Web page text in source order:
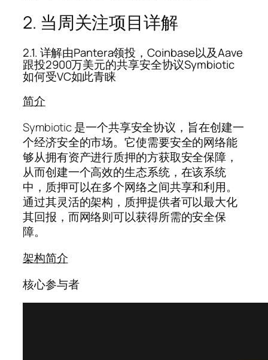
2. 当周关注项目详解
2.1. 详解由Pantera领投，Coinbase以及Aave
跟投2900万美元的共享安全协议Symbiotic
如何受VC如此青睐
简介
Symbiotic 是一个共享安全协议，旨在创建一
个经济安全的市场。它使需要安全的网络能
够从拥有资产进行质押的方获取安全保障，
从而创建一个高效的生态系统，在该系统
中，质押可以在多个网络之间共享和利用。
通过其灵活的架构，质押提供者可以最大化
其回报，而网络则可以获得所需的安全保
障。
架构简介
核心参与者